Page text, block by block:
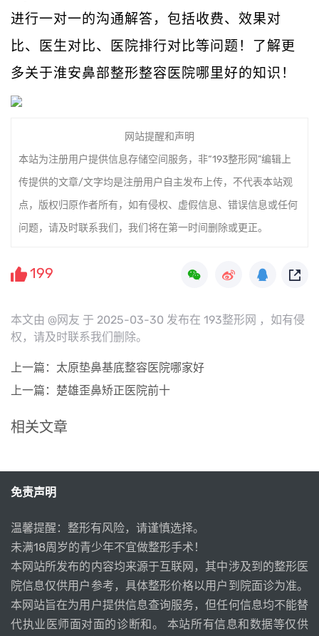
进行一对一的沟通解答，包括收费、效果对
比、医生对比、医院排行对比等问题！了解更
多关于淮安鼻部整形整容医院哪里好的知识！
网站提醒和声明
本站为注册用户提供信息存储空间服务，非“193整形网”编辑上
传提供的文章/文字均是注册用户自主发布上传，不代表本站观
点，版权归原作者所有，如有侵权、虚假信息、错误信息或任何
问题，请及时联系我们，我们将在第一时间删除或更正。
199
本文由 @网友 于 2025-03-30 发布在 193整形网 ，如有侵
权，请及时联系我们删除。
上一篇：太原垫鼻基底整容医院哪家好
上一篇：楚雄歪鼻矫正医院前十
相关文章
免责声明
温馨提醒：整形有风险，请谨慎选择。
未满18周岁的青少年不宜做整形手术！
本网站所发布的内容均来源于互联网，其中涉及到的整形医
院信息仅供用户参考，具体整形价格以用户到院面诊为准。
本网站旨在为用户提供信息查询服务，但任何信息均不能替
代执业医师面对面的诊断和。 本站所有信息和数据等仅供